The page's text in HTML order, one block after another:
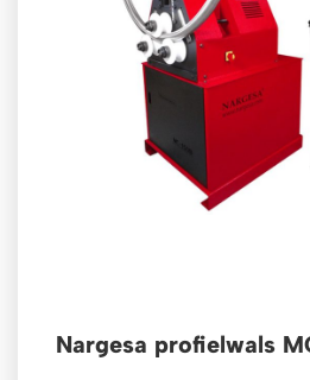
Nargesa profielwals